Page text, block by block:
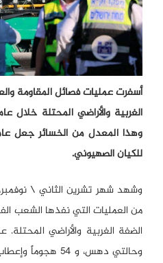
أسفرت عمليات فصائل المقاومة
للكيان الصهيوني.
من العمليات التي نفذها الشعب